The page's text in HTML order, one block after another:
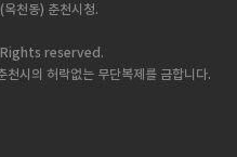
천동) 춘천시청.
reserved.
천시의 허락없는 무단복제를 금합니다.